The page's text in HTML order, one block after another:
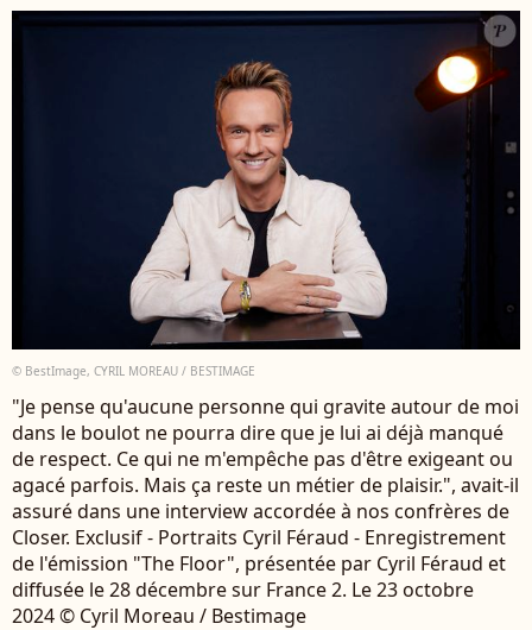
© BestImage, CYRIL MOREAU / BESTIMAGE
"Je pense qu'aucune personne qui gravite autour de moi
dans le boulot ne pourra dire que je lui ai déjà manqué
de respect. Ce qui ne m'empêche pas d'être exigeant ou
agacé parfois. Mais ça reste un métier de plaisir.", avait-il
assuré dans une interview accordée à nos confrères de
Closer. Exclusif - Portraits Cyril Féraud - Enregistrement
de l'émission "The Floor", présentée par Cyril Féraud et
diffusée le 28 décembre sur France 2. Le 23 octobre
2024 © Cyril Moreau / Bestimage